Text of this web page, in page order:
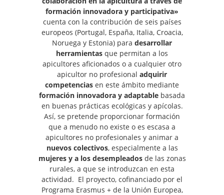
formación innovadora y participativa»
cuenta con la contribución de seis países
europeos (Portugal, España, Italia, Croacia,
Noruega y Estonia) para desarrollar
herramientas que permitan a los
apicultores aficionados o a cualquier otro
apicultor no profesional adquirir
competencias en este ámbito mediante
formación innovadora y adaptable basada
en buenas prácticas ecológicas y apícolas.
Así, se pretende proporcionar formación
que a menudo no existe o es escasa a
apicultores no profesionales y animar a
nuevos colectivos, especialmente a las
mujeres y a los desempleadosde las zonas
rurales, a que se introduzcan en esta
actividad. El proyecto, cofinanciado por el
Programa Erasmus + de la Unión Europea,